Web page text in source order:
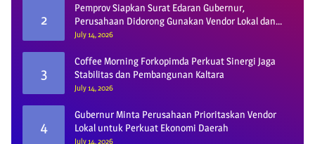
2
Pemprov Siapkan Surat Edaran Gubernur,
Perusahaan Didorong Gunakan Vendor Lokal dan
Pelat KU
July 14, 2026
3
Coffee Morning Forkopimda Perkuat Sinergi Jaga
Stabilitas dan Pembangunan Kaltara
July 14, 2026
4
Gubernur Minta Perusahaan Prioritaskan Vendor
Lokal untuk Perkuat Ekonomi Daerah
July 14, 2026